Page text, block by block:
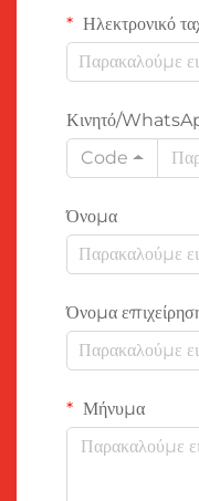
Ηλεκτρονικό
Κινητό/
Code
Όνομα
Όνομα
Μήνυμα